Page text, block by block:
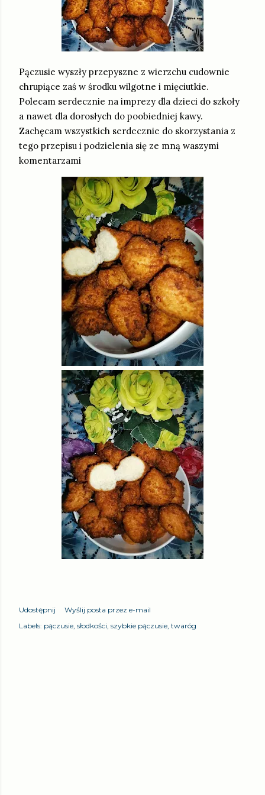
Pączusie wyszły przepyszne z wierzchu cudownie
chrupiące zaś w środku wilgotne i mięciutkie.
Polecam serdecznie na imprezy dla dzieci do szkoły
a nawet dla dorosłych do poobiedniej kawy.
Zachęcam wszystkich serdecznie do skorzystania z
tego przepisu i podzielenia się ze mną waszymi
komentarzami
Udostępnij
Wyślij posta przez e-mail
Labels: pączusie słodkości szybkie pączusie twaróg